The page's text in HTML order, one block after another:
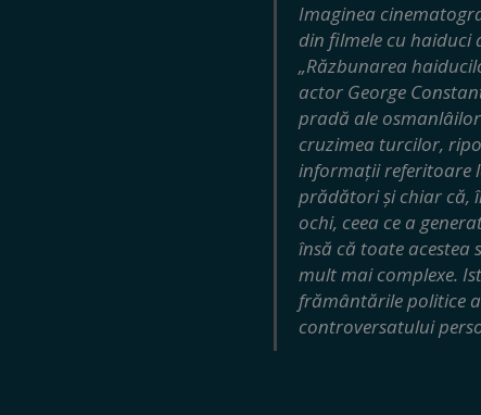
Imaginea
din filmele cu haiduci
„Răzbunarea
actor George
pradă ale
cruzimea turcilor,
informații referitoare
prădători și chiar că,
ochi, ceea ce a
însă că toate
mult mai complexe.
frământările politice
controversatului